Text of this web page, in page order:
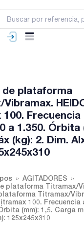
plataforma
a 1.350. Órbita
(kg): 2. Dim.
AGITADORES
plataforma Titramax/
Titramax/
100.
(mm): 1,5. Carga
125x245x310